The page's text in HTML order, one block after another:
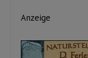
Anzeige